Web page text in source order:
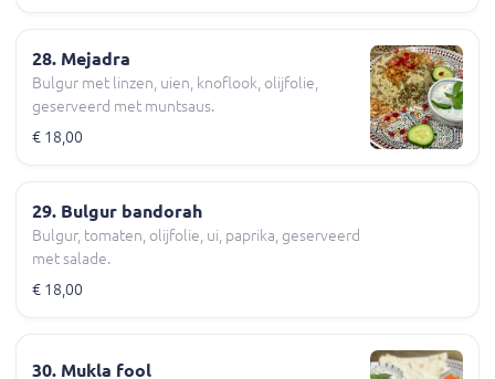
28. Mejadra
Bulgur met linzen, uien, knoflook, olijfolie,
geserveerd met muntsaus.
€ 18,00
29. Bulgur bandorah
Bulgur, tomaten, olijfolie, ui, paprika, geserveerd
met salade.
€ 18,00
30. Mukla fool